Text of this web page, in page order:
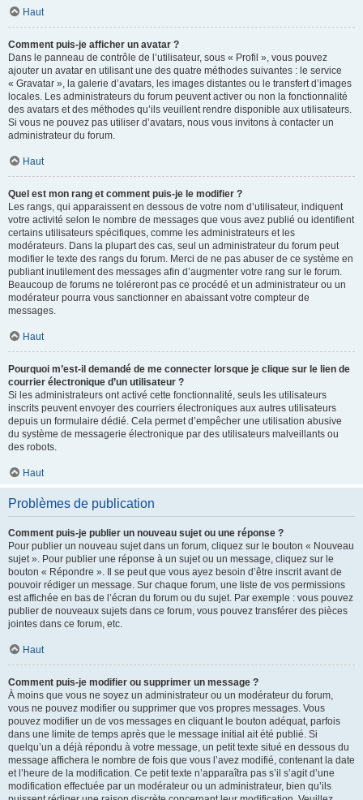
Haut
Comment puis-je afficher un avatar ?
Dans le panneau de contrôle de l’utilisateur, sous « Profil », vous pouvez
ajouter un avatar en utilisant une des quatre méthodes suivantes : le service
« Gravatar », la galerie d’avatars, les images distantes ou le transfert d’images
locales. Les administrateurs du forum peuvent activer ou non la fonctionnalité
des avatars et des méthodes qu’ils veuillent rendre disponible aux utilisateurs.
Si vous ne pouvez pas utiliser d’avatars, nous vous invitons à contacter un
administrateur du forum.
Haut
Quel est mon rang et comment puis-je le modifier ?
Les rangs, qui apparaissent en dessous de votre nom d’utilisateur, indiquent
votre activité selon le nombre de messages que vous avez publié ou identifient
certains utilisateurs spécifiques, comme les administrateurs et les
modérateurs. Dans la plupart des cas, seul un administrateur du forum peut
modifier le texte des rangs du forum. Merci de ne pas abuser de ce système en
publiant inutilement des messages afin d’augmenter votre rang sur le forum.
Beaucoup de forums ne toléreront pas ce procédé et un administrateur ou un
modérateur pourra vous sanctionner en abaissant votre compteur de
messages.
Haut
Pourquoi m’est-il demandé de me connecter lorsque je clique sur le lien de
courrier électronique d’un utilisateur ?
Si les administrateurs ont activé cette fonctionnalité, seuls les utilisateurs
inscrits peuvent envoyer des courriers électroniques aux autres utilisateurs
depuis un formulaire dédié. Cela permet d’empêcher une utilisation abusive
du système de messagerie électronique par des utilisateurs malveillants ou
des robots.
Haut
Problèmes de publication
Comment puis-je publier un nouveau sujet ou une réponse ?
Pour publier un nouveau sujet dans un forum, cliquez sur le bouton « Nouveau
sujet ». Pour publier une réponse à un sujet ou un message, cliquez sur le
bouton « Répondre ». Il se peut que vous ayez besoin d’être inscrit avant de
pouvoir rédiger un message. Sur chaque forum, une liste de vos permissions
est affichée en bas de l’écran du forum ou du sujet. Par exemple : vous pouvez
publier de nouveaux sujets dans ce forum, vous pouvez transférer des pièces
jointes dans ce forum, etc.
Haut
Comment puis-je modifier ou supprimer un message ?
À moins que vous ne soyez un administrateur ou un modérateur du forum,
vous ne pouvez modifier ou supprimer que vos propres messages. Vous
pouvez modifier un de vos messages en cliquant le bouton adéquat, parfois
dans une limite de temps après que le message initial ait été publié. Si
quelqu’un a déjà répondu à votre message, un petit texte situé en dessous du
message affichera le nombre de fois que vous l’avez modifié, contenant la date
et l’heure de la modification. Ce petit texte n’apparaîtra pas s’il s’agit d’une
modification effectuée par un modérateur ou un administrateur, bien qu’ils